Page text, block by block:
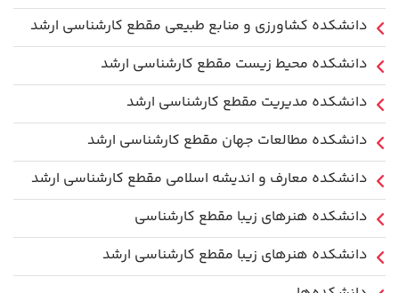
دانشکده کشاورزی و منابع طبیعی مقطع کارشناسی ارشد
دانشکده محیط زیست مقطع کارشناسی ارشد
دانشکده مدیریت مقطع کارشناسی ارشد
دانشکده مطالعات جهان مقطع کارشناسی ارشد
دانشکده معارف و اندیشه اسلامی مقطع کارشناسی ارشد
دانشکده هنرهای زیبا مقطع کارشناسی
دانشکده هنرهای زیبا مقطع کارشناسی ارشد